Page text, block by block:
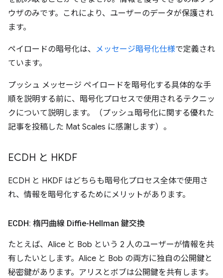
ウザのみです。これにより、ユーザーのデータが保護され
ます。
ペイロードの暗号化は、 メッセージ暗号化仕様で定義され
ています。
プッシュ メッセージ ペイロードを暗号化する具体的な手
順を説明する前に、暗号化プロセスで使用されるテクニッ
クについて説明します。（プッシュ暗号化に関する優れた
記事を投稿した Mat Scales に感謝します）。
ECDH と HKDF
ECDH と HKDF はどちらも暗号化プロセス全体で使用さ
れ、情報を暗号化するためにメリットがあります。
ECDH: 楕円曲線 Diffie-Hellman 鍵交換
たとえば、Alice と Bob という 2 人のユーザーが情報を共
有したいとします。Alice と Bob の両方に独自の公開鍵と
秘密鍵があります。アリスとボブは公開鍵を共有します。